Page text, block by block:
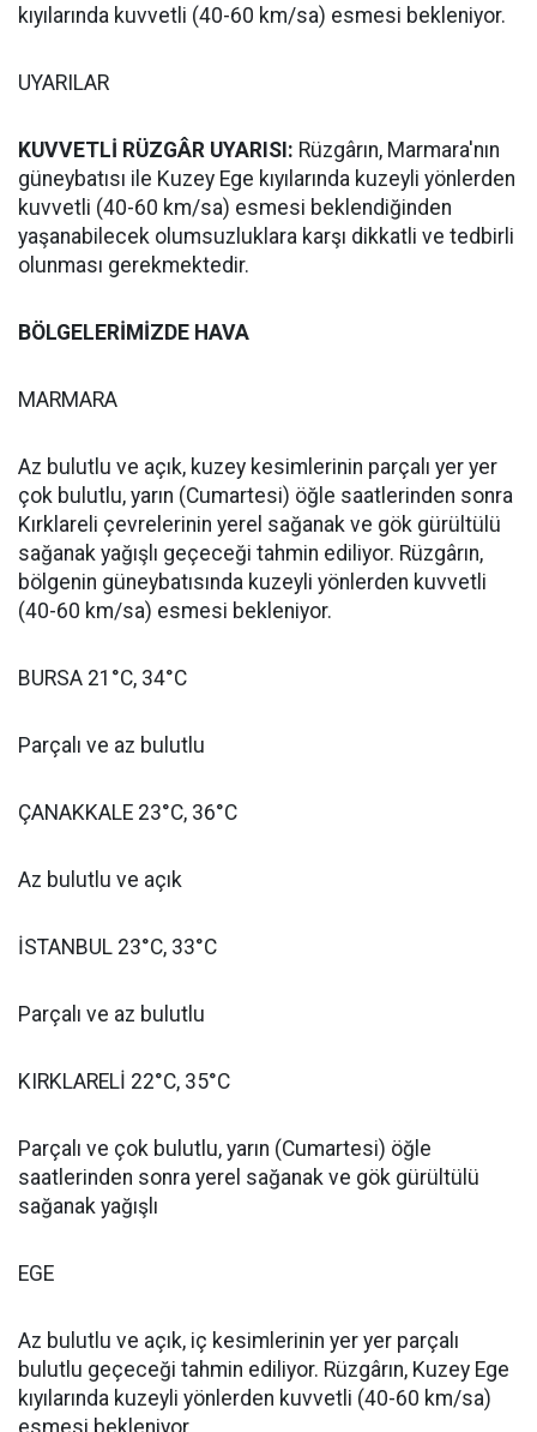
kıyılarında kuvvetli (40-60 km/sa) esmesi bekleniyor.
UYARILAR
KUVVETLİ RÜZGÂR UYARISI: Rüzgârın, Marmara'nın
güneybatısı ile Kuzey Ege kıyılarında kuzeyli yönlerden
kuvvetli (40-60 km/sa) esmesi beklendiğinden
yaşanabilecek olumsuzluklara karşı dikkatli ve tedbirli
olunması gerekmektedir.
BÖLGELERİMİZDE HAVA
MARMARA
Az bulutlu ve açık, kuzey kesimlerinin parçalı yer yer
çok bulutlu, yarın (Cumartesi) öğle saatlerinden sonra
Kırklareli çevrelerinin yerel sağanak ve gök gürültülü
sağanak yağışlı geçeceği tahmin ediliyor. Rüzgârın,
bölgenin güneybatısında kuzeyli yönlerden kuvvetli
(40-60 km/sa) esmesi bekleniyor.
BURSA 21°C, 34°C
Parçalı ve az bulutlu
ÇANAKKALE 23°C, 36°C
Az bulutlu ve açık
İSTANBUL 23°C, 33°C
Parçalı ve az bulutlu
KIRKLARELİ 22°C, 35°C
Parçalı ve çok bulutlu, yarın (Cumartesi) öğle
saatlerinden sonra yerel sağanak ve gök gürültülü
sağanak yağışlı
EGE
Az bulutlu ve açık, iç kesimlerinin yer yer parçalı
bulutlu geçeceği tahmin ediliyor. Rüzgârın, Kuzey Ege
kıyılarında kuzeyli yönlerden kuvvetli (40-60 km/sa)
esmesi bekleniyor.